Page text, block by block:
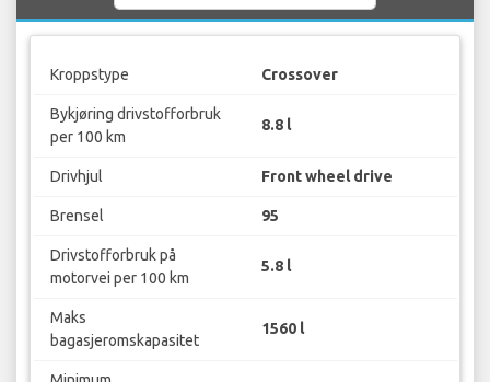
Kroppstype Crossover
Bykjøring drivstofforbruk
per 100 km
8.8 l
Drivhjul Front wheel drive
Brensel 95
Drivstofforbruk på
motorvei per 100 km
5.8 l
Maks
bagasjeromskapasitet
1560 l